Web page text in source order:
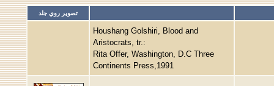
تصوير روي جلد
Houshang Golshiri, Blood and
Aristocrats, tr.:
Rita Offer, Washington, D.C Three
Continents Press,1991